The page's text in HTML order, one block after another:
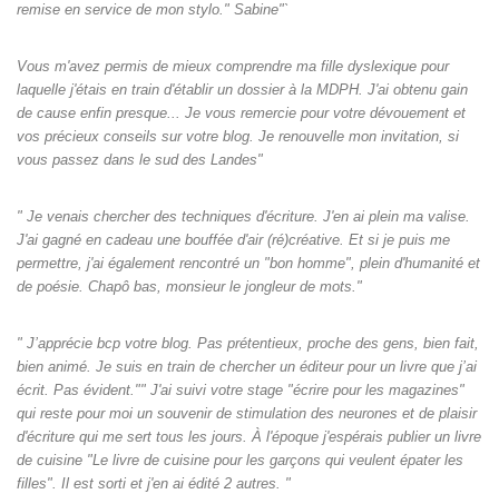
remise en service de mon stylo." Sabine"`
Vous m'avez permis de mieux comprendre ma fille dyslexique pour
laquelle j'étais en train d'établir un dossier à la MDPH. J'ai obtenu gain
de cause enfin presque... Je vous remercie pour votre dévouement et
vos précieux conseils sur votre blog. Je renouvelle mon invitation, si
vous passez dans le sud des Landes"
" Je venais chercher des techniques d'écriture. J'en ai plein ma valise.
J'ai gagné en cadeau une bouffée d'air (ré)créative. Et si je puis me
permettre, j'ai également rencontré un "bon homme", plein d'humanité et
de poésie. Chapô bas, monsieur le jongleur de mots."
" J’apprécie bcp votre blog. Pas prétentieux, proche des gens, bien fait,
bien animé. Je suis en train de chercher un éditeur pour un livre que j’ai
écrit. Pas évident."" J'ai suivi votre stage "écrire pour les magazines"
qui reste pour moi un souvenir de stimulation des neurones et de plaisir
d'écriture qui me sert tous les jours. À l'époque j'espérais publier un livre
de cuisine "Le livre de cuisine pour les garçons qui veulent épater les
filles". Il est sorti et j'en ai édité 2 autres. "